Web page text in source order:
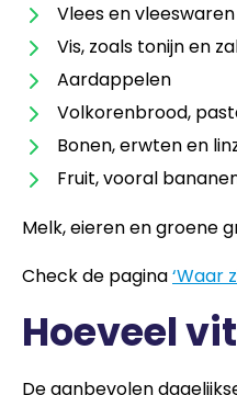
Vlees en vleeswaren
Vis, zoals tonijn en
Aardappelen
Volkorenbrood,
Bonen, erwten en
Fruit, vooral
Melk, eieren en groene
Check de pagina‘Waar
Hoeveel
De aanbevolen